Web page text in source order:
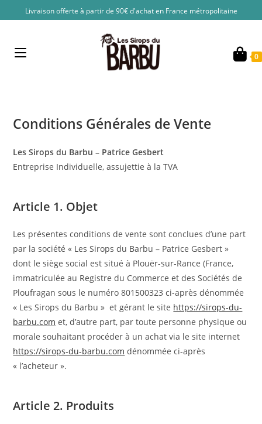
to
Livraison offerte à partir de 90€ d'achat en France métropolitaine
0
Conditions Générales de Vente
Les Sirops du Barbu – Patrice Gesbert
Entreprise Individuelle, assujettie à la TVA
Article 1. Objet
Les présentes conditions de vente sont conclues d’une part
par la société « Les Sirops du Barbu – Patrice Gesbert »
dont le siège social est situé à Plouër-sur-Rance (France,
immatriculée au Registre du Commerce et des Sociétés de
Ploufragan sous le numéro 801500323 ci-après dénommée
« Les Sirops du Barbu » et gérant le site https://sirops-du-
barbu.com et, d’autre part, par toute personne physique ou
morale souhaitant procéder à un achat via le site internet
https://sirops-du-barbu.com dénommée ci-après
« l’acheteur ».
Article 2. Produits